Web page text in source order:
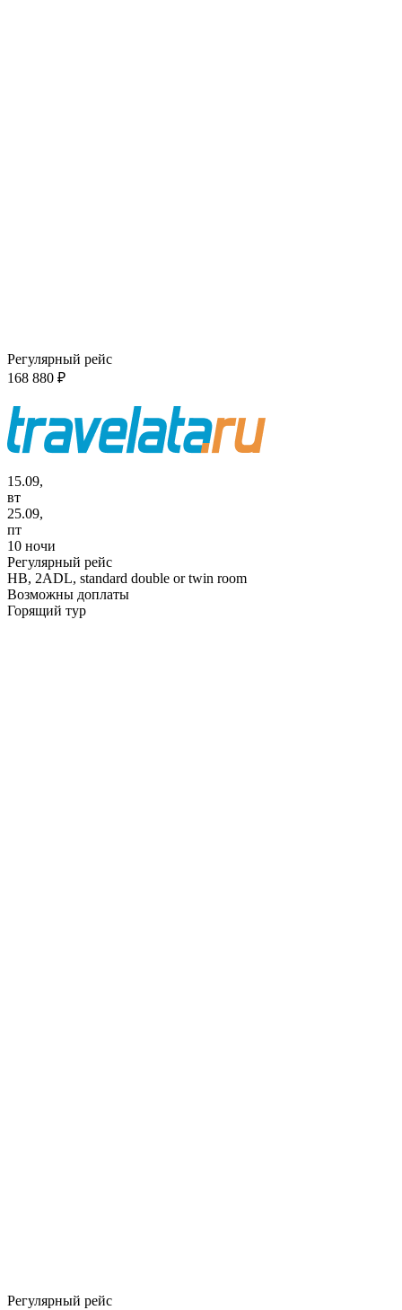
Регулярный рейс
168 880 ₽
15.09,
вт
25.09,
пт
10 ночи
Регулярный рейс
HB, 2ADL, standard double or twin room
Возможны доплаты
Горящий тур
Регулярный рейс